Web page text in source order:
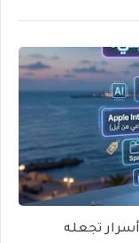
هل آيفون 17 هو وحش 2026 الحقيقي؟ 5 أسرار تجعله